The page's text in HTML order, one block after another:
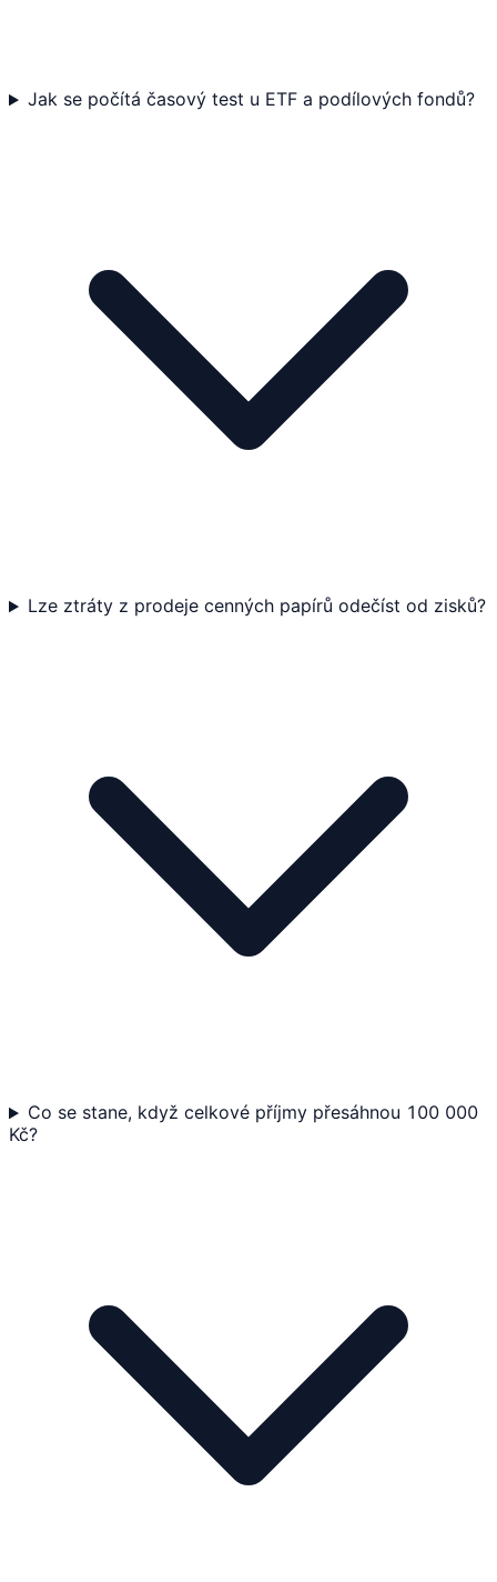
Jak se počítá časový test u ETF a podílových fondů?
Lze ztráty z prodeje cenných papírů odečíst od zisků?
Co se stane, když celkové příjmy přesáhnou 100 000
Kč?